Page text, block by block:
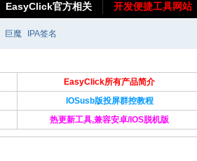
EasyClick官方相关
开发便捷工具网站
巨魔 IPA签名
EasyClick所有产品简介
IOSusb版投屏群控教程
热更新工具,兼容安卓/IOS脱机版